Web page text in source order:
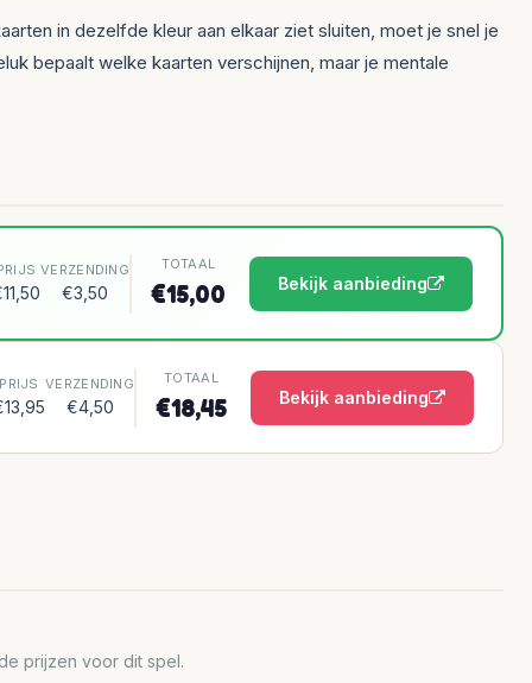
in dezelfde kleur aan elkaar ziet sluiten, moet je snel je
bepaalt welke kaarten verschijnen, maar je mentale
VERZENDING
€3,50
TOTAAL
€15,00 Bekijk aanbieding
PRIJS VERZENDING
€4,50
TOTAAL
€18,45 Bekijk aanbieding
prijzen voor dit spel.